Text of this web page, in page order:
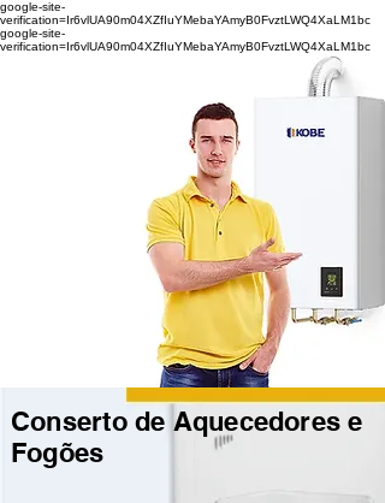
google-site-
verification=Ir6vlUA90m04XZfIuYMebaYAmyB0FvztLWQ4XaLM1bc
google-site-
verification=Ir6vlUA90m04XZfIuYMebaYAmyB0FvztLWQ4XaLM1bc
Conserto de Aquecedores e
Fogões